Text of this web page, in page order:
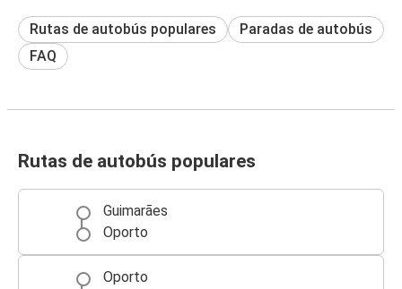
Rutas de autobús populares
Paradas de autobús
FAQ
Rutas de autobús populares
Guimarães
Oporto
Oporto